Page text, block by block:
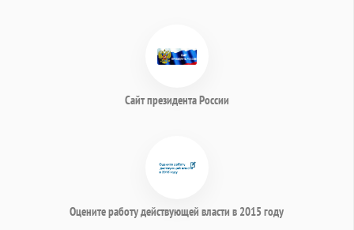
Сайт президента России
Оцените работу действующей власти в 2015 году